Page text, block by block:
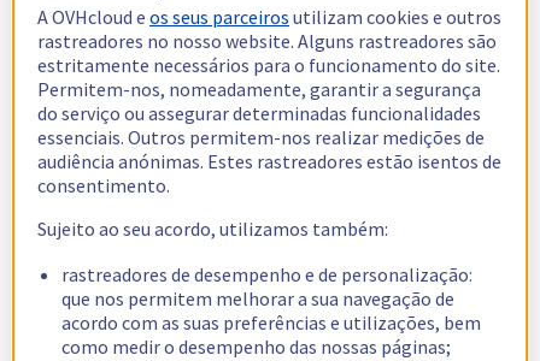
A OVHcloud eos seus parceiros utilizam cookies e outros
rastreadores no nosso website. Alguns rastreadores são
estritamente necessários para o funcionamento do site.
Permitem-nos, nomeadamente, garantir a segurança
do serviço ou assegurar determinadas funcionalidades
essenciais. Outros permitem-nos realizar medições de
audiência anónimas. Estes rastreadores estão isentos de
consentimento.
Sujeito ao seu acordo, utilizamos também:
rastreadores de desempenho e de personalização:
que nos permitem melhorar a sua navegação de
acordo com as suas preferências e utilizações, bem
como medir o desempenho das nossas páginas;